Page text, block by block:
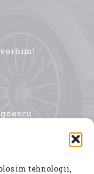
tehnologii,